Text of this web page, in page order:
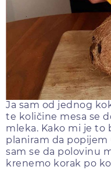
Ja sam od jednog
te količine mesa se
mleka. Kako mi je to
planiram da popijem
sam se da polovinu
krenemo korak po